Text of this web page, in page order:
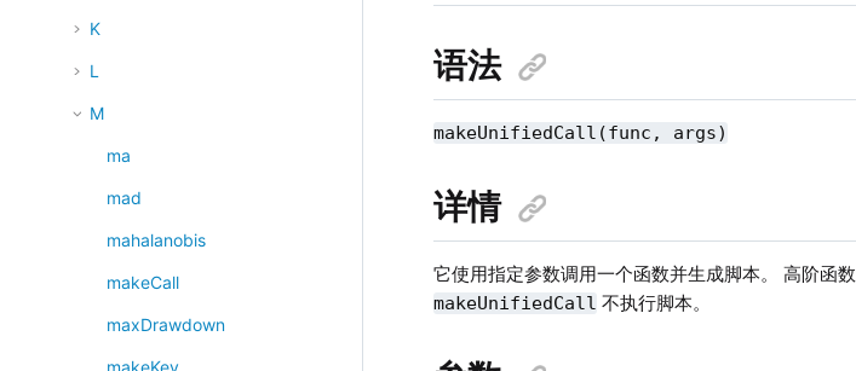
K
L
M
ma
mad
mahalanobis
makeCall
maxDrawdown
makeKey
语法
makeUnifiedCall(func, args)
详情
它使用指定参数调用一个函数并生成脚本。 高阶函数
makeUnifiedCall 不执行脚本。